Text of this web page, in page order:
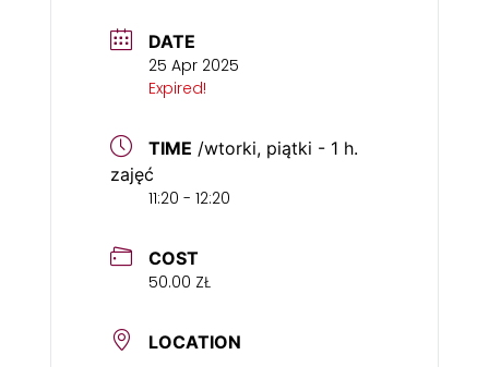
DATE
25 Apr 2025
Expired!
TIME /wtorki, piątki - 1 h.
zajęć
11:20 - 12:20
COST
50.00 ZŁ
LOCATION